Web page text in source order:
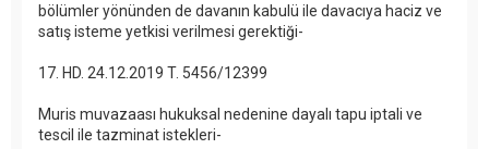
bölümler yönünden de davanın kabulü ile davacıya haciz ve
satış isteme yetkisi verilmesi gerektiği-
17. HD. 24.12.2019 T. 5456/12399
Muris muvazaası hukuksal nedenine dayalı tapu iptali ve
tescil ile tazminat istekleri-